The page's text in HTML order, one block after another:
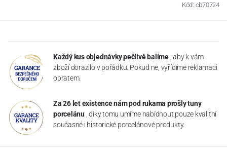
Kód: cb70724
Každý kus objednávky pečlivě balíme , aby k vám
zboží dorazilo v pořádku. Pokud ne, vyřídíme reklamaci
obratem.
Za 26 let existence nám pod rukama prošly tuny
porcelánu , díky tomu umíme nabídnout pouze kvalitní
současné i historické porcelánové produkty.